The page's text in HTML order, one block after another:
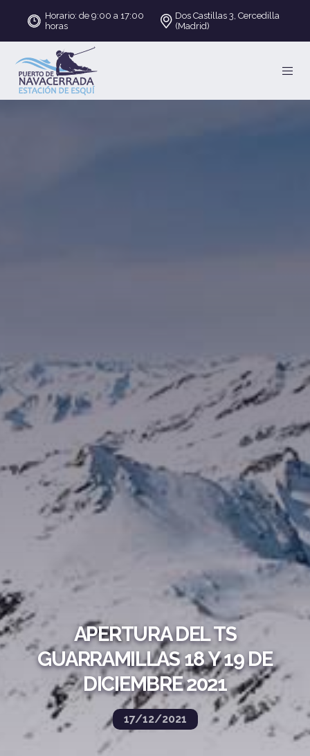
Horario: de 9:00 a 17:00
horas
Dos Castillas 3, Cercedilla
(Madrid)
APERTURA DEL TS
GUARRAMILLAS 18 Y 19 DE
DICIEMBRE 2021
17/12/2021